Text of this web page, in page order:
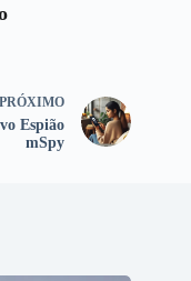
PRÓXIMO
Espião
mSpy